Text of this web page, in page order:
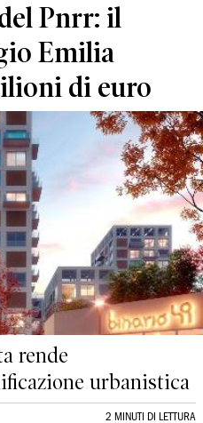
Pnrr: il
Emilia
di euro
rende
urbanistica
2 MINUTI DI LETTURA